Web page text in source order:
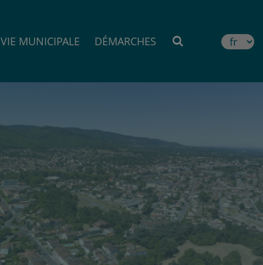
VIE MUNICIPALE DÉMARCHES MOTEUR DE